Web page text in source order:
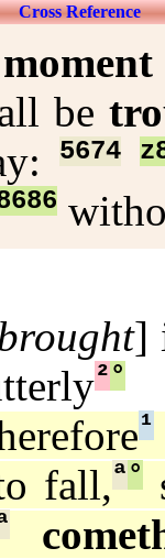
Cross Reference
be
5674
]
²°
¹
fall,ª°